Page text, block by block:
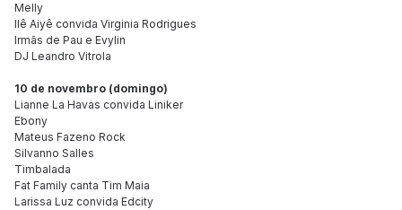
Melly
Ilê Aiyê convida Virginia Rodrigues
Irmãs de Pau e Evylin
DJ Leandro Vitrola
10 de novembro (domingo)
Lianne La Havas convida Liniker
Ebony
Mateus Fazeno Rock
Silvanno Salles
Timbalada
Fat Family canta Tim Maia
Larissa Luz convida Edcity